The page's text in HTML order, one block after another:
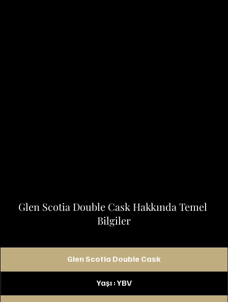
Glen Scotia Double Cask Hakkında Temel
Bilgiler
Glen Scotia Double Cask
Yaşı : YBV